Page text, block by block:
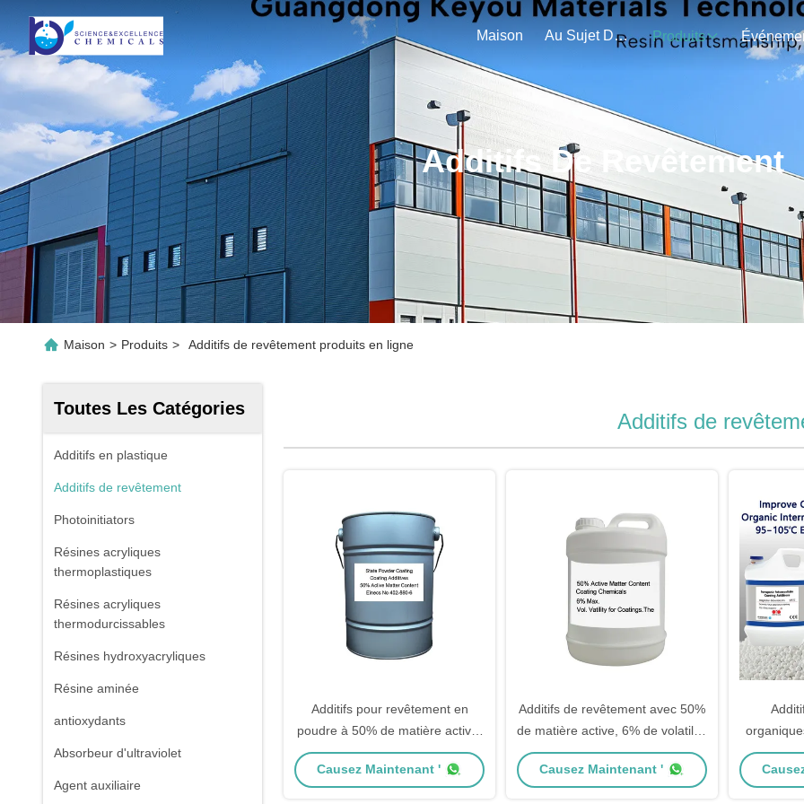
Maison Au Sujet De Nous Produits
Additifs De Revêtement
Maison > Produits > Additifs de revêtement produits en ligne
Toutes Les Catégories
Additifs en plastique
Additifs de revêtement
Photoinitiators
Résines acryliques
thermoplastiques
Résines acryliques
thermodurcissables
Résines hydroxyacryliques
Résine aminée
antioxydants
Absorbeur d'ultraviolet
Agent auxiliaire
Additifs de
Additifs pour revêtement en
poudre à 50% de matière active,
n° 402-860-6 Einecs et viscosité
100-500 MPa.s
Causez Maintenant '
Additifs de revêtement avec 50%
de matière active, 6% de volatilité
maximale et une viscosité de 100
à 500 MPa pour des
Causez Maintenant '
une
95 à